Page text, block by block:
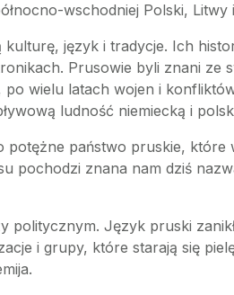
wschodniej Polski,
język i tradycje. Ich
Prusowie byli znani ze
wielu latach wojen i
ludność niemiecką i
państwo pruskie, które
pochodzi znana nam dziś
politycznym. Język pruski
i grupy, które starają się